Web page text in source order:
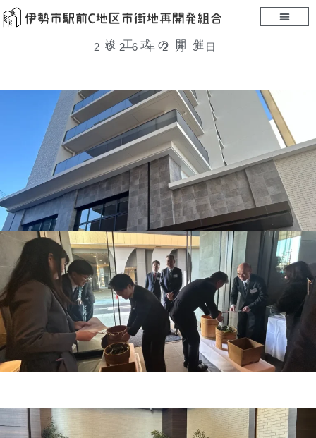
竣工式の開催
2026年2月3日